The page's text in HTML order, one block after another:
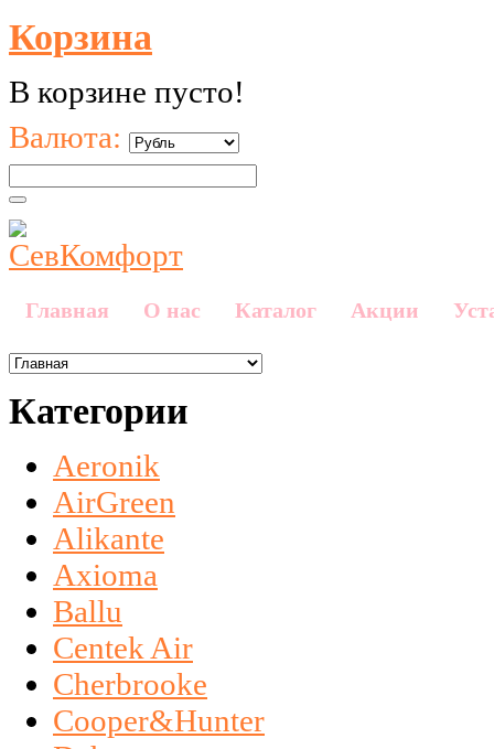
Корзина
В корзине пусто!
Валюта:
Главная О нас Каталог Акции
Категории
Aeronik
AirGreen
Alikante
Axioma
Ballu
Centek Air
Cherbrooke
Cooper&Hunter